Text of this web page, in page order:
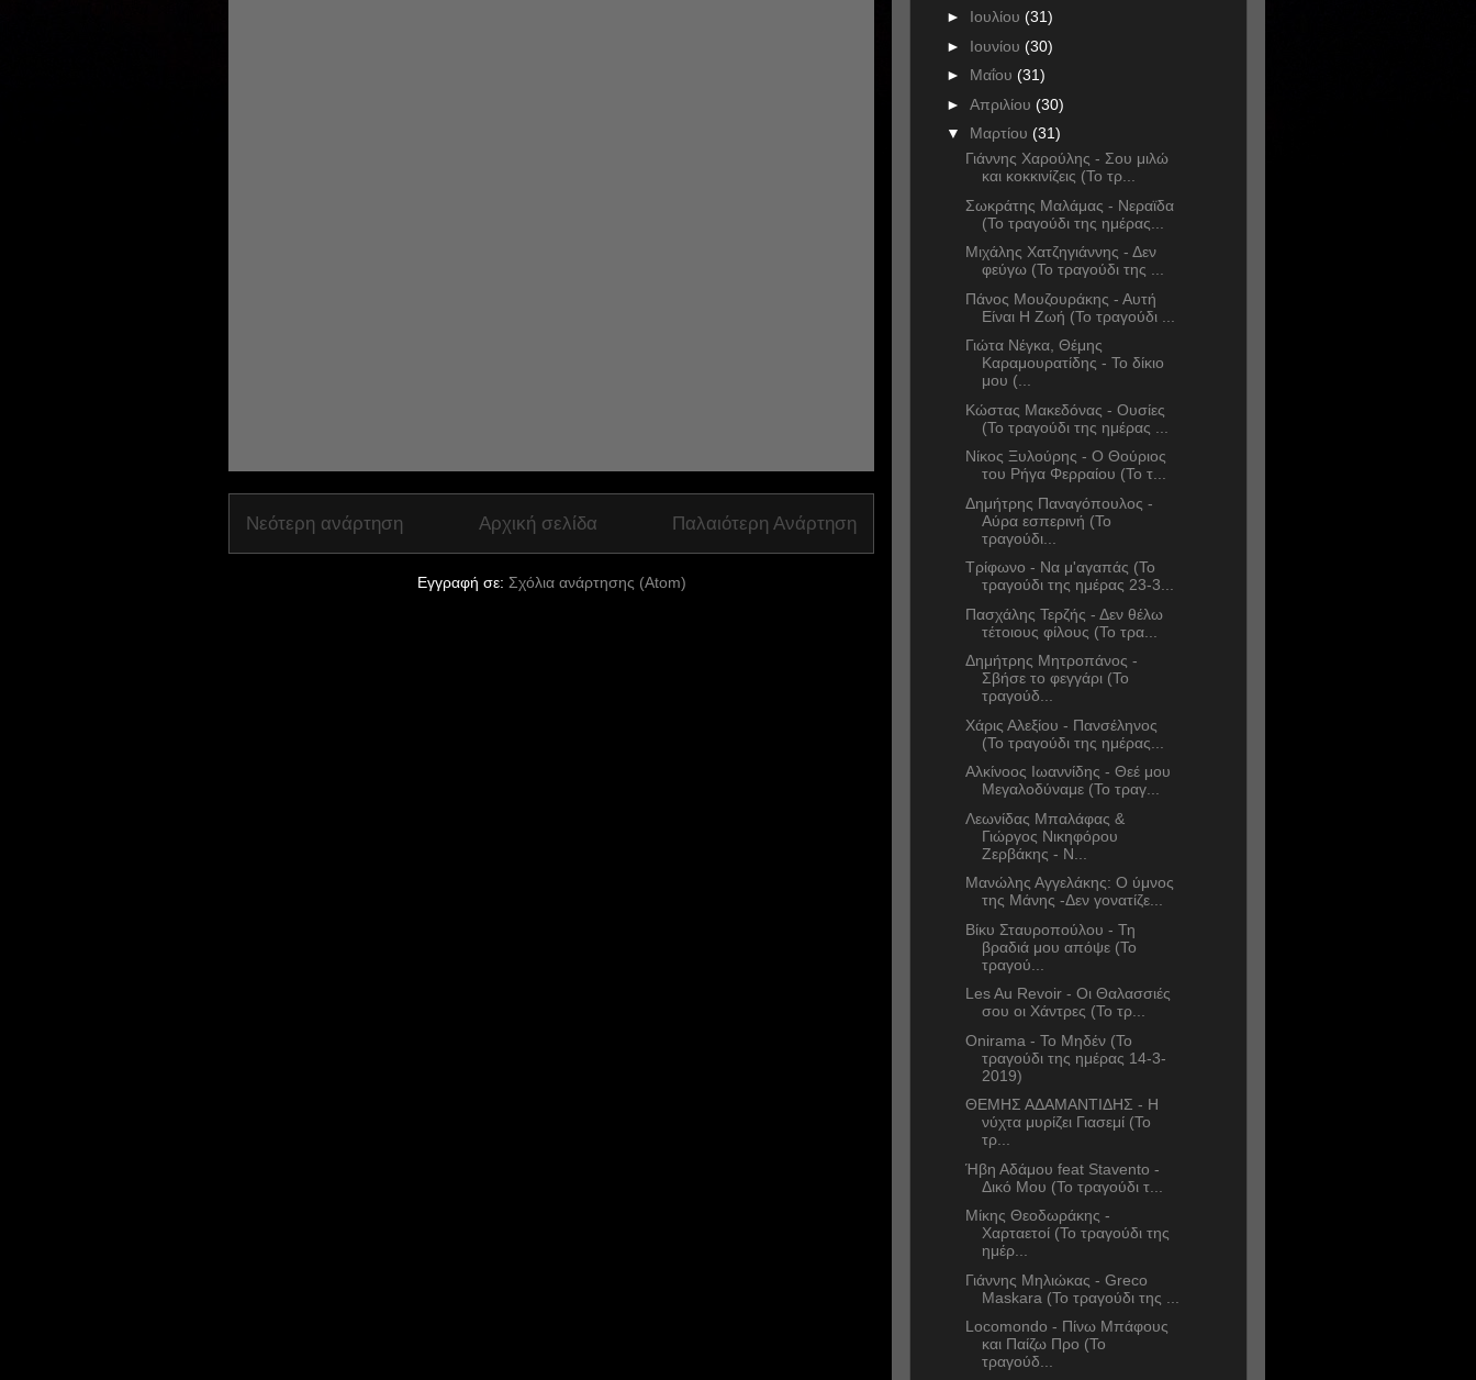
Νεότερη ανάρτηση Παλαιότερη Ανάρτηση
Αρχική σελίδα
Εγγραφή σε: Σχόλια ανάρτησης (Atom)
► Ιουλίου (31)
► Ιουνίου (30)
► Μαΐου (31)
► Απριλίου (30)
▼ Μαρτίου (31)
Γιάννης Χαρούλης - Σου μιλώ
και κοκκινίζεις (Το τρ...
Σωκράτης Μαλάμας - Νεραϊδα
(Το τραγούδι της ημέρας...
Μιχάλης Χατζηγιάννης - Δεν
φεύγω (Το τραγούδι της ...
Πάνος Μουζουράκης - Αυτή
Είναι Η Ζωή (Το τραγούδι ...
Γιώτα Νέγκα, Θέμης
Καραμουρατίδης - Το δίκιο
μου (...
Κώστας Μακεδόνας - Ουσίες
(Το τραγούδι της ημέρας ...
Νίκος Ξυλούρης - Ο Θούριος
του Ρήγα Φερραίου (Το τ...
Δημήτρης Παναγόπουλος -
Αύρα εσπερινή (Το
τραγούδι...
Τρίφωνο - Να μ'αγαπάς (Το
τραγούδι της ημέρας 23-3...
Πασχάλης Τερζής - Δεν θέλω
τέτοιους φίλους (Το τρα...
Δημήτρης Μητροπάνος -
Σβήσε το φεγγάρι (Το
τραγούδ...
Χάρις Αλεξίου - Πανσέληνος
(Το τραγούδι της ημέρας...
Αλκίνοος Ιωαννίδης - Θεέ μου
Μεγαλοδύναμε (Το τραγ...
Λεωνίδας Μπαλάφας &
Γιώργος Νικηφόρου
Ζερβάκης - Ν...
Μανώλης Αγγελάκης: Ο ύμνος
της Μάνης -Δεν γονατίζε...
Βίκυ Σταυροπούλου - Τη
βραδιά μου απόψε (Το
τραγού...
Les Au Revoir - Οι Θαλασσιές
σου οι Χάντρες (Το τρ...
Onirama - Το Μηδέν (Το
τραγούδι της ημέρας 14-3-
2019)
ΘΕΜΗΣ ΑΔΑΜΑΝΤΙΔΗΣ - Η
νύχτα μυρίζει Γιασεμί (Το
τρ...
Ήβη Αδάμου feat Stavento -
Δικό Μου (Το τραγούδι τ...
Μίκης Θεοδωράκης -
Χαρταετοί (Το τραγούδι της
ημέρ...
Γιάννης Μηλιώκας - Greco
Maskara (Το τραγούδι της ...
Locomondo - Πίνω Μπάφους
και Παίζω Προ (Το
τραγούδ...